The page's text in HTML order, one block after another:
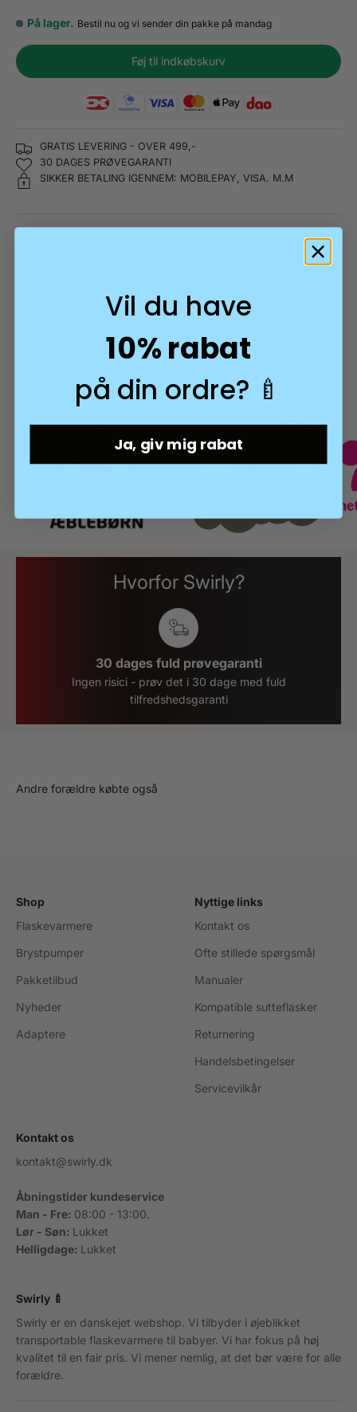
På lager. Bestil nu og vi sender din pakke på mandag
Føj til indkøbskurv
GRATIS LEVERING - OVER 499,-
30 DAGES PRØVEGARANTI
SIKKER BETALING IGENNEM: MOBILEPAY, VISA. M.M
Anbefalet af ...
Hvorfor Swirly?
30 dages fuld prøvegaranti
Ingen risici - prøv det i 30 dage med fuld
tilfredshedsgaranti
Andre forældre købte også
Shop
Flaskevarmere
Brystpumper
Pakketilbud
Nyheder
Adaptere
Nyttige links
Kontakt os
Ofte stillede spørgsmål
Manualer
Kompatible sutteflasker
Returnering
Handelsbetingelser
Servicevilkår
Kontakt os
kontakt@swirly.dk
Åbningstider kundeservice
Man - Fre: 08:00 - 13:00.
Lør - Søn: Lukket
Helligdage: Lukket
Swirly 🍼
Swirly er en danskejet webshop. Vi tilbyder i øjeblikket
transportable flaskevarmere til babyer. Vi har fokus på høj
kvalitet til en fair pris. Vi mener nemlig, at det bør være for alle
forældre.
Vil du have
10% rabat
på din ordre? 🍼
Ja, giv mig rabat